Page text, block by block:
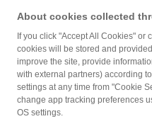
規約
ガイドライン
About cookies collected
If you click "Accept All Cookies"
cookies will be stored and
improve the site, provide
with external partners) according to
settings at any time from "Cookie
change app tracking preferences
OS settings.